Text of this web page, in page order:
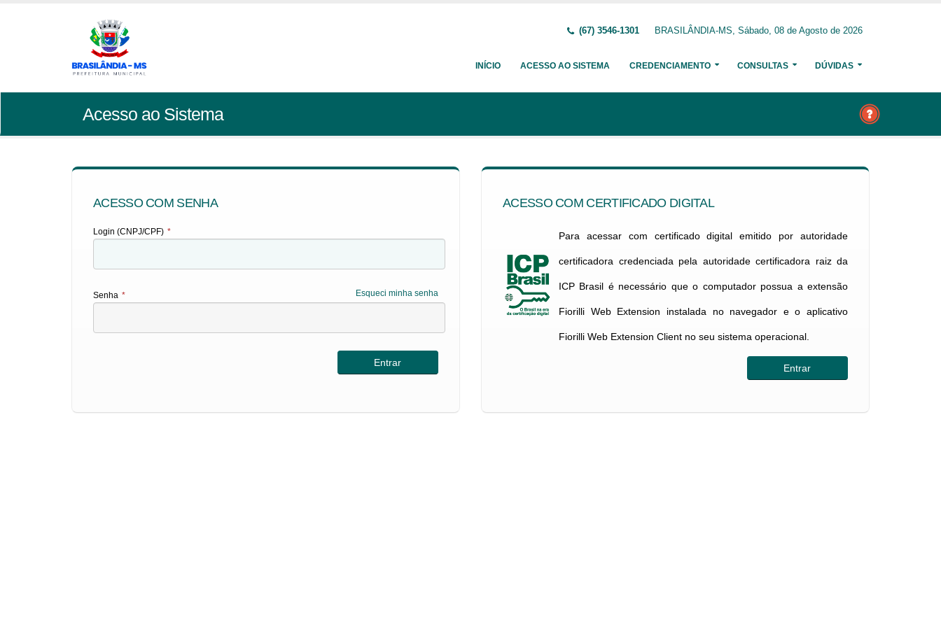
(67) 3546-1301 BRASILÂNDIA-MS, Sábado, 08 de Agosto de 2026
INÍCIO ACESSO AO SISTEMA CREDENCIAMENTO CONSULTAS DÚVIDAS
Acesso ao Sistema
ACESSO COM SENHA
Login (CNPJ/CPF) *
Esqueci minha senha
Senha *
ACESSO COM CERTIFICADO DIGITAL
Para acessar com certificado digital emitido por autoridade
certificadora credenciada pela autoridade certificadora raiz da
ICP Brasil é necessário que o computador possua a extensão
Fiorilli Web Extension instalada no navegador e o aplicativo
Fiorilli Web Extension Client no seu sistema operacional.